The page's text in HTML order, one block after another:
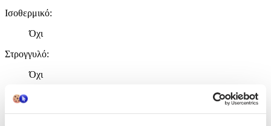
Ισοθερμικό:
Όχι
Στρογγυλό:
Όχι
Σετ:
Όχι